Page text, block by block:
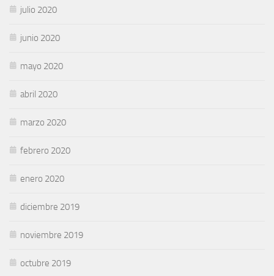
julio 2020
junio 2020
mayo 2020
abril 2020
marzo 2020
febrero 2020
enero 2020
diciembre 2019
noviembre 2019
octubre 2019